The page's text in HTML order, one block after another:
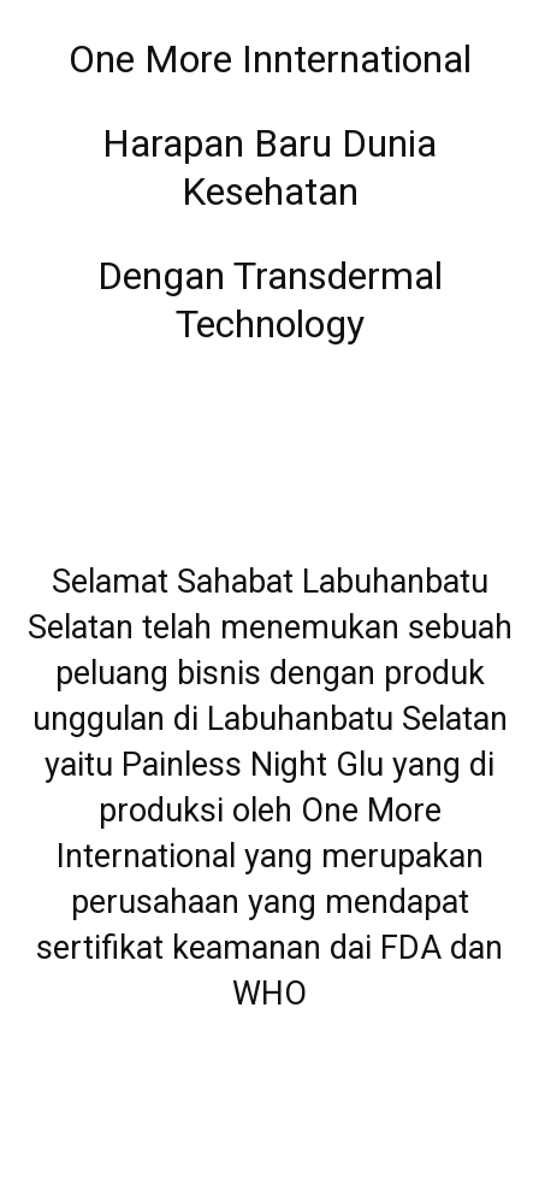
One More Innternational
Harapan Baru Dunia
Kesehatan
Dengan Transdermal
Technology
Selamat Sahabat Labuhanbatu
Selatan telah menemukan sebuah
peluang bisnis dengan produk
unggulan di Labuhanbatu Selatan
yaitu Painless Night Glu yang di
produksi oleh One More
International yang merupakan
perusahaan yang mendapat
sertifikat keamanan dai FDA dan
WHO